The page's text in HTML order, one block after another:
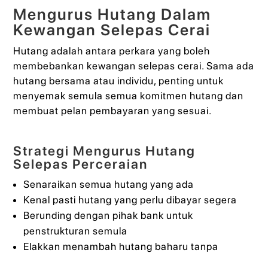
Mengurus Hutang Dalam
Kewangan Selepas Cerai
Hutang adalah antara perkara yang boleh
membebankan kewangan selepas cerai. Sama ada
hutang bersama atau individu, penting untuk
menyemak semula semua komitmen hutang dan
membuat pelan pembayaran yang sesuai.
Strategi Mengurus Hutang
Selepas Perceraian
Senaraikan semua hutang yang ada
Kenal pasti hutang yang perlu dibayar segera
Berunding dengan pihak bank untuk
penstrukturan semula
Elakkan menambah hutang baharu tanpa